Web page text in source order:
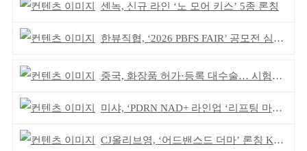
센녹, 신규 라인 ‘노 모어 키스’ 5종 론칭
한뷰직협, ‘2026 PBFS FAIR’ 공모전 심사 성료
중국, 화장품 허가·등록 대수술… 시험자료 공용 허용
미샤, ‘PDRN NAD+ 라인업 ‘리프팅 마스크’ 출시
CJ올리브영, ‘어드밴스드 더마’ 론칭 K더마 육성 박차